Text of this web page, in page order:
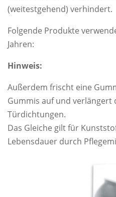
(weitestgehend) verhindert.
Folgende Produkte
Jahren:
Hinweis:
Außerdem frischt eine
Gummis auf und verlängert
Türdichtungen.
Das Gleiche gilt für
Lebensdauer durch